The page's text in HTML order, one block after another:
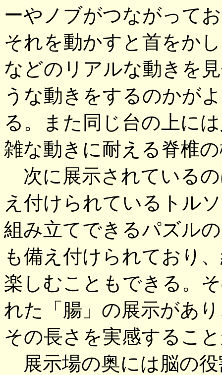
ーやノブがつながって
それを動かすと首をか
などのリアルな動きを
うな動きをするのかが
る。また同じ台の上に
雑な動きに耐える脊椎
次に展示されている
え付けられているトル
組み立てできるパズル
も備え付けられており
楽しむこともできる。
れた「腸」の展示があ
その長さを実感するこ
展示場の奥には脳の